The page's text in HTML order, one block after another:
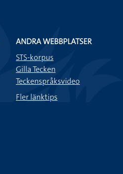
ANDRA WEBBPLATSER
STS-korpus
Gilla Tecken
Teckenspråksvideo
Fler länktips